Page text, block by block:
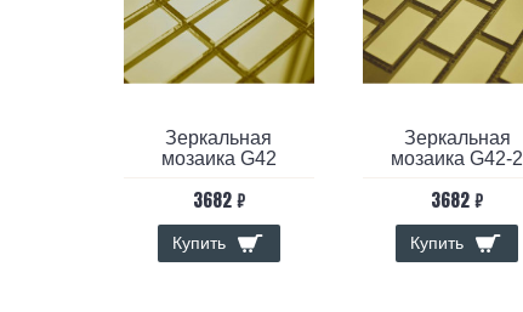
Зеркальная
мозаика G42
3682 ₽
Купить
Зеркальная
мозаика G42-2
3682 ₽
Купить